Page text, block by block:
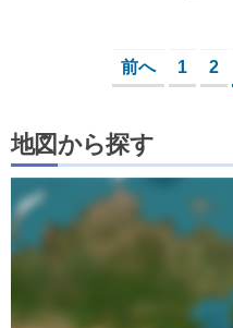
前へ 1 2
地図から探す